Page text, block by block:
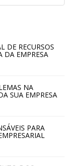
DE RECURSOS
DA EMPRESA
NA
SUA EMPRESA
PARA